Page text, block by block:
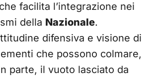
facilita l’integrazione nei
della Nazionale.
difensiva e visione di
che possono colmare,
parte, il vuoto lasciato da